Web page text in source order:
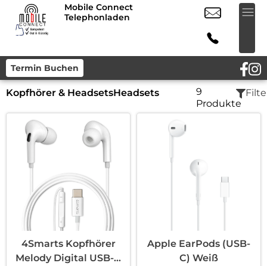
Mobile Connect
Telephonladen
Termin Buchen
Kopfhörer & HeadsetsHeadsets
9
Produkte
4Smarts Kopfhörer
Melody Digital USB-C
Apple EarPods (USB-
C) Weiß